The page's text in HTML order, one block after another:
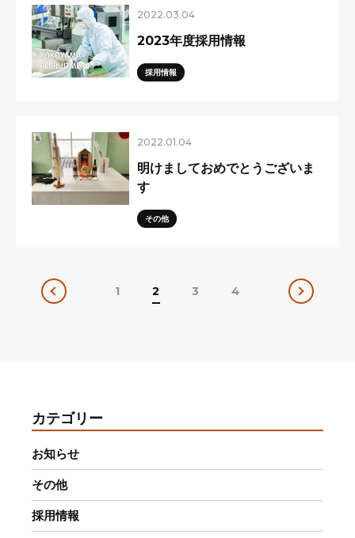
2022.03.04
2023年度採用情報
採用情報
2022.01.04
明けましておめでとうございま
す
その他
1 2 3 4
カテゴリー
お知らせ
その他
採用情報